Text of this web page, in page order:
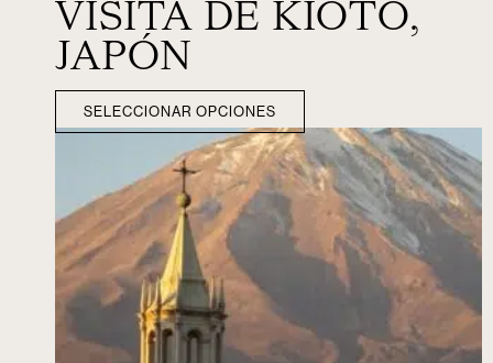
VISITA DE KIOTO,
JAPÓN
SELECCIONAR OPCIONES